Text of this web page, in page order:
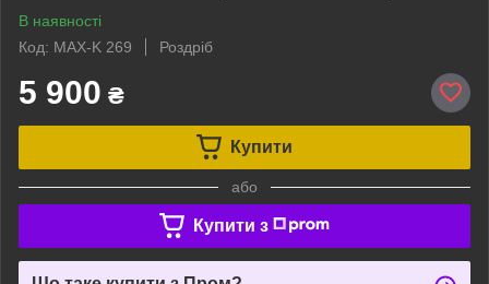
В наявності
Код: MAX-K 269
Роздріб
5 900 ₴
Купити
або
Купити з